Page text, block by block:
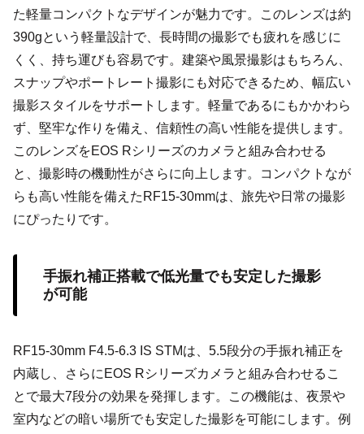
た軽量コンパクトなデザインが魅力です。このレンズは約
390gという軽量設計で、長時間の撮影でも疲れを感じに
くく、持ち運びも容易です。建築や風景撮影はもちろん、
スナップやポートレート撮影にも対応できるため、幅広い
撮影スタイルをサポートします。軽量であるにもかかわら
ず、堅牢な作りを備え、信頼性の高い性能を提供します。
このレンズをEOS Rシリーズのカメラと組み合わせる
と、撮影時の機動性がさらに向上します。コンパクトなが
らも高い性能を備えたRF15-30mmは、旅先や日常の撮影
にぴったりです。
手振れ補正搭載で低光量でも安定した撮影
が可能
RF15-30mm F4.5-6.3 IS STMは、5.5段分の手振れ補正を
内蔵し、さらにEOS Rシリーズカメラと組み合わせるこ
とで最大7段分の効果を発揮します。この機能は、夜景や
室内などの暗い場所でも安定した撮影を可能にします。例